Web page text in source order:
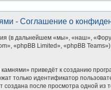
- Соглашение о
(в дальнейшем «мы», «наш»,
«phpBB Limited», «phpBB
приведёт к созданию
только идентификатор
после просмотра одной